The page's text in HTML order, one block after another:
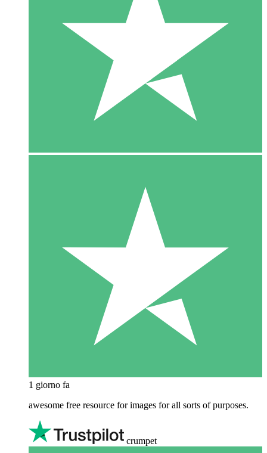
1 giorno fa
awesome free resource for images for all sorts of purposes.
crumpet